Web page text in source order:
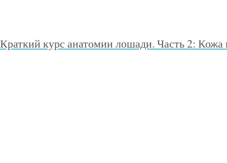
Краткий курс анатомии лошади. Часть 2: Кожа